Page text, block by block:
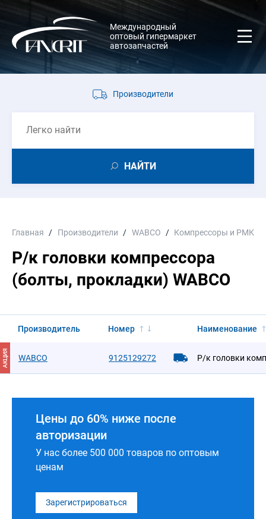
Международный
оптовый гипермаркет
автозапчастей
Производители
НАЙТИ
Главная Производители WABCO Компрессоры и РМК
Р/к головки компрессора
(болты, прокладки) WABCO
Производитель Номер Наименование
АКЦИЯ WABCO 9125129272 Р/к головки
Цены до 60% ниже после
авторизации
У нас более 500 000 товаров по оптовым
ценам
Зарегистрироваться